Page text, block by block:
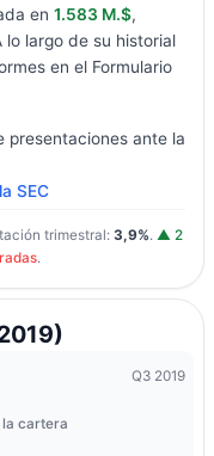
en 1.583 M.$,
largo de su historial
en el Formulario
presentaciones ante la
SEC
trimestral: 3,9%. ▲ 2
.
Q3 2019
la cartera